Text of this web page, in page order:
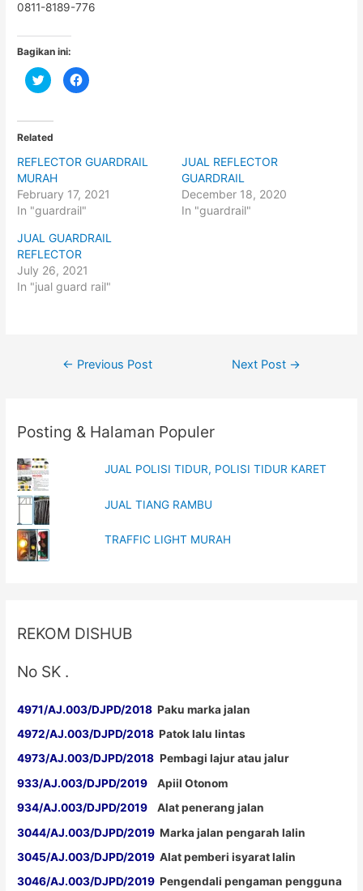
0811-8189-776
Bagikan ini:
C
l
t
o
s
h
a
r
e
o
T
t
t
e
r
(
O
o
w
C
l
h
a
o
n
F
c
e
o
k
(
n
n
o
Related
REFLECTOR GUARDRAIL
MURAH
February 17, 2021
In "guardrail"
JUAL REFLECTOR
GUARDRAIL
December 18, 2020
In "guardrail"
JUAL GUARDRAIL
REFLECTOR
July 26, 2021
In "jual guard rail"
Post
← Previous Post Next Post →
Posting & Halaman Populer
JUAL POLISI TIDUR, POLISI TIDUR KARET
JUAL TIANG RAMBU
TRAFFIC LIGHT MURAH
REKOM DISHUB
No SK .
4971/AJ.003/DJPD/2018 Paku marka jalan
4972/AJ.003/DJPD/2018 Patok lalu lintas
4973/AJ.003/DJPD/2018 Pembagi lajur atau jalur
933/AJ.003/DJPD/2019 Apiil Otonom
934/AJ.003/DJPD/2019 Alat penerang jalan
3044/AJ.003/DJPD/2019 Marka jalan pengarah lalin
3045/AJ.003/DJPD/2019 Alat pemberi isyarat lalin
3046/AJ.003/DJPD/2019 Pengendali pengaman pengguna